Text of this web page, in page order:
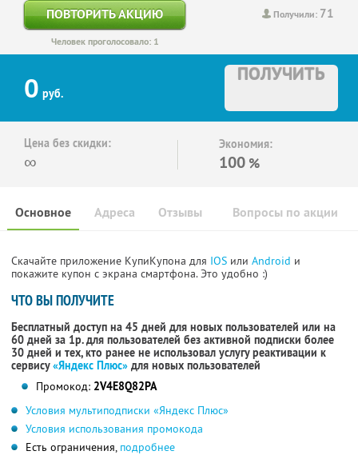
Получили: 71
ПОВТОРИТЬ АКЦИЮ
Человек проголосовало: 1
0 руб.
ПОЛУЧИТЬ
Цена без скидки:
∞
Экономия:
100 %
Основное Отзывы Вопросы по акции
Адреса
Скачайте приложение КупиКупона для IOS или Android и
покажите купон с экрана смартфона. Это удобно :)
ЧТО ВЫ ПОЛУЧИТЕ
Бесплатный доступ на 45 дней для новых пользователей или на
60 дней за 1р. для пользователей без активной подписки более
30 дней и тех, кто ранее не использовал услугу реактивации к
сервису«Яндекс Плюс» для новых пользователей
Промокод: 2V4E8Q82PA
Условия мультиподписки «Яндекс Плюс»
Условия использования промокода
Есть ограничения, подробнее